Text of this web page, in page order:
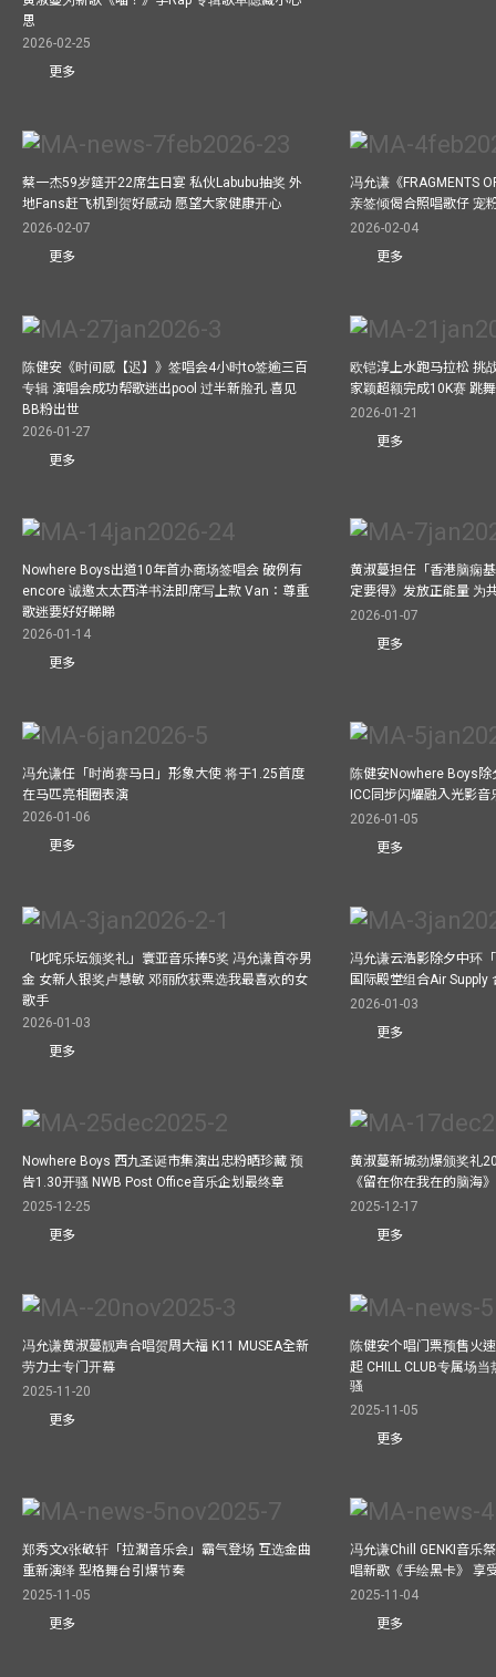
思
2026-02-25
更多
蔡一杰59岁筵开22席生日宴 私伙Labubu抽奖 外
地Fans赶飞机到贺好感动 愿望大家健康开心
2026-02-07
更多
冯允谦《FRAGMENTS
亲签倾偈合照唱歌仔 宠
2026-02-04
更多
陈健安《时间感【迟】》签唱会4小时to签逾三百
专辑 演唱会成功帮歌迷出pool 过半新脸孔 喜见
BB粉出世
2026-01-27
更多
欧铠淳上水跑马拉松 挑
家颖超额完成10K赛 跳
2026-01-21
更多
Nowhere Boys出道10年首办商场签唱会 破例有
encore 诚邀太太西洋书法即席写上款 Van：尊重
歌迷要好好睇睇
2026-01-14
更多
黄淑蔓担任「香港脑痫
定要得》发放正能量 为
2026-01-07
更多
冯允谦任「时尚赛马日」形象大使 将于1.25首度
在马匹亮相圈表演
2026-01-06
更多
陈健安Nowhere Boys
ICC同步闪耀融入光影音
2026-01-05
更多
「叱咤乐坛颁奖礼」寰亚音乐捧5奖 冯允谦首夺男
金 女新人银奖卢慧敏 邓丽欣获票选我最喜欢的女
歌手
2026-01-03
更多
冯允谦云浩影除夕中环
国际殿堂组合Air Supply
2026-01-03
更多
Nowhere Boys 西九圣诞市集演出忠粉晒珍藏 预
告1.30开骚 NWB Post Office音乐企划最终章
2025-12-25
更多
黄淑蔓新城劲爆颁奖礼
《留在你在我在的脑海
2025-12-17
更多
冯允谦黄淑蔓靓声合唱贺周大福 K11 MUSEA全新
劳力士专门开幕
2025-11-20
更多
陈健安个唱门票预售火
起 CHILL CLUB专属场
骚
2025-11-05
更多
郑秀文x张敬轩「拉濶音乐会」霸气登场 互选金曲
重新演绎 型格舞台引爆节奏
2025-11-05
更多
冯允谦Chill GENKI音乐
唱新歌《手绘黑卡》 享
2025-11-04
更多